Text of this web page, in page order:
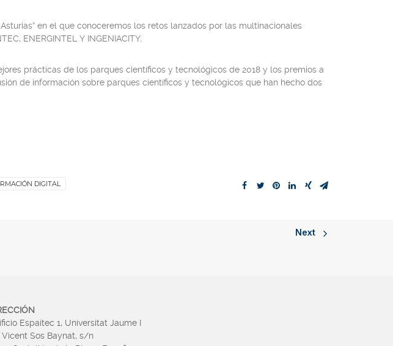
en el que conoceremos los retos lanzados por las multinacionales
ENERGINTEL Y INGENIACITY.
prácticas de los parques científicos y tecnológicos de 2018 y los premios a
de información sobre parques científicos y tecnológicos que han hecho dos
DIGITAL
Next
Espaitec 1, Universitat Jaume I
Vicent Sos Baynat, s/n